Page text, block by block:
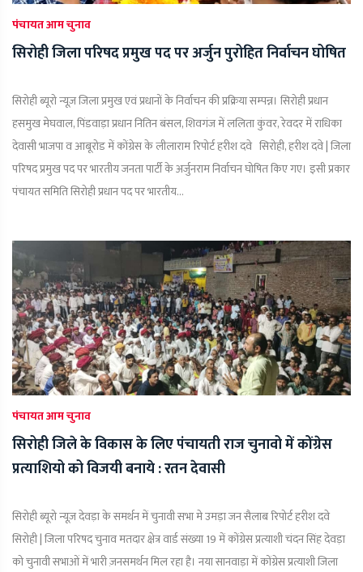
पंचायत आम चुनाव
सिरोही जिला परिषद प्रमुख पद पर अर्जुन पुरोहित निर्वाचन घोषित
सिरोही ब्यूरो न्यूज़ जिला प्रमुख एवं प्रधानों के निर्वाचन की प्रक्रिया सम्पन्न। सिरोही प्रधान
हसमुख मेघवाल, पिंडवाड़ा प्रधान नितिन बंसल, शिवगंज में ललिता कुंवर, रेवदर में राधिका
देवासी भाजपा व आबूरोड में कोंग्रेस के लीलाराम रिपोर्ट हरीश दवे सिरोही, हरीश दवे | जिला
परिषद प्रमुख पद पर भारतीय जनता पार्टी के अर्जुनराम निर्वाचन घोषित किए गए। इसी प्रकार
पंचायत समिति सिरोही प्रधान पद पर भारतीय...
पंचायत आम चुनाव
सिरोही जिले के विकास के लिए पंचायती राज चुनावो में कोंग्रेस
प्रत्याशियो को विजयी बनाये : रतन देवासी
सिरोही ब्यूरो न्यूज़ देवड़ा के समर्थन में चुनावी सभा मे उमड़ा जन सैलाब रिपोर्ट हरीश दवे
सिरोही | जिला परिषद चुनाव मतदार क्षेत्र वार्ड संख्या 19 में कोंग्रेस प्रत्याशी चंदन सिंह देवड़ा
को चुनावी सभाओं में भारी ज़नसमर्थन मिल रहा है। नया सानवाड़ा में कोंग्रेस प्रत्याशी जिला